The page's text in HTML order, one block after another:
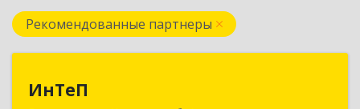
Рекомендованные партнеры
ИнТеП